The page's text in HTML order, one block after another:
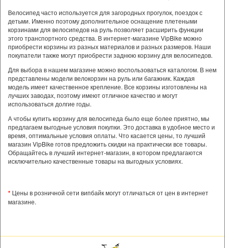
Велосипед часто используется для загородных прогулок, поездок с
детьми. Именно поэтому дополнительное оснащение плетеными
корзинами для велосипедов на руль позволяет расширить функции
этого транспортного средства. В интернет-магазине VipBike можно
приобрести корзины из разных материалов и разных размеров. Наши
покупатели также могут приобрести заднюю корзину для велосипедов.
Для выбора в нашем магазине можно воспользоваться каталогом. В нем
представлены модели велокорзин на руль или багажник. Каждая
модель имеет качественное крепление. Все корзины изготовлены на
лучших заводах, поэтому имеют отличное качество и могут
использоваться долгие годы.
А чтобы купить корзину для велосипеда было еще более приятно, мы
предлагаем выгодные условия покупки. Это доставка в удобное место и
время, оптимальные условия оплаты. Что касается цены, то лучший
магазин VipBike готов предложить скидки на практически все товары.
Обращайтесь в лучший интернет-магазин, в котором предлагаются
исключительно качественные товары на выгодных условиях.
* Цены в розничной сети випбайк могут отличаться от цен в интернет
магазине.